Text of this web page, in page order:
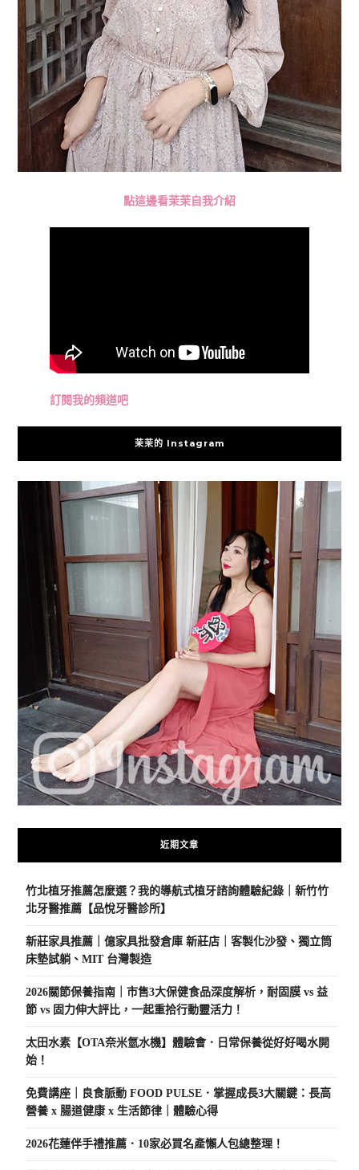
點這邊看茉茉自我介紹
訂閱我的頻道吧
茉茉的 Instagram
近期文章
竹北植牙推薦怎麼選？我的導航式植牙諮詢體驗紀錄｜新竹竹
北牙醫推薦【品悅牙醫診所】
新莊家具推薦｜億家具批發倉庫 新莊店｜客製化沙發、獨立筒
床墊試躺、MIT 台灣製造
2026關節保養指南｜市售3大保健食品深度解析，耐固膜 vs 益
節 vs 固力伸大評比，一起重拾行動靈活力！
太田水素【OTA奈米氫水機】體驗會．日常保養從好好喝水開
始！
免費講座｜良食脈動 FOOD PULSE．掌握成長3大關鍵：長高
營養 x 腸道健康 x 生活節律｜體驗心得
2026花蓮伴手禮推薦．10家必買名產懶人包總整理！